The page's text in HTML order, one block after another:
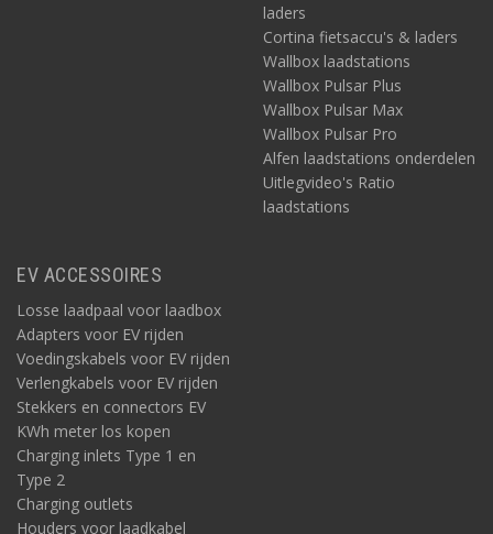
laders
Cortina fietsaccu's & laders
Wallbox laadstations
Wallbox Pulsar Plus
Wallbox Pulsar Max
Wallbox Pulsar Pro
Alfen laadstations onderdelen
Uitlegvideo's Ratio
laadstations
EV ACCESSOIRES
Losse laadpaal voor laadbox
Adapters voor EV rijden
Voedingskabels voor EV rijden
Verlengkabels voor EV rijden
Stekkers en connectors EV
KWh meter los kopen
Charging inlets Type 1 en
Type 2
Charging outlets
Houders voor laadkabel